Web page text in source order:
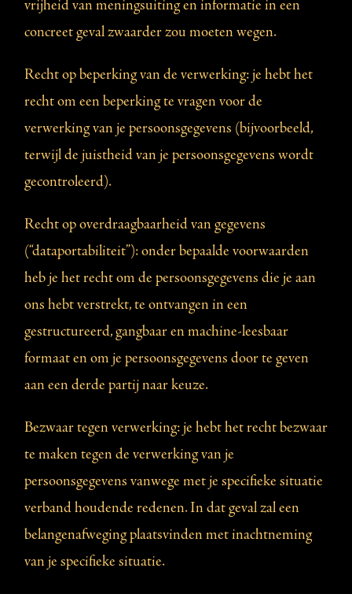
vrijheid van meningsuiting en informatie in een
concreet geval zwaarder zou moeten wegen.
Recht op beperking van de verwerking: je hebt het
recht om een beperking te vragen voor de
verwerking van je persoonsgegevens (bijvoorbeeld,
terwijl de juistheid van je persoonsgegevens wordt
gecontroleerd).
Recht op overdraagbaarheid van gegevens
(“dataportabiliteit”): onder bepaalde voorwaarden
heb je het recht om de persoonsgegevens die je aan
ons hebt verstrekt, te ontvangen in een
gestructureerd, gangbaar en machine-leesbaar
formaat en om je persoonsgegevens door te geven
aan een derde partij naar keuze.
Bezwaar tegen verwerking: je hebt het recht bezwaar
te maken tegen de verwerking van je
persoonsgegevens vanwege met je specifieke situatie
verband houdende redenen. In dat geval zal een
belangenafweging plaatsvinden met inachtneming
van je specifieke situatie.